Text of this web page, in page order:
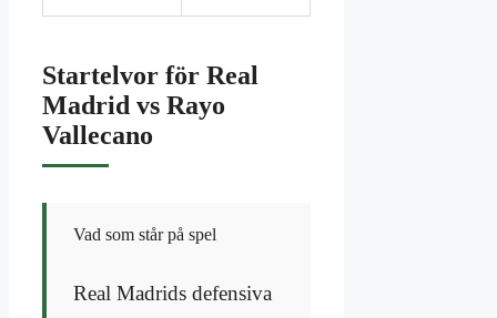
Startelvor för Real
Madrid vs Rayo
Vallecano
Vad som står på spel
Real Madrids defensiva